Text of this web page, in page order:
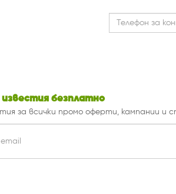
безплатно
за всички промо оферти, кампании и